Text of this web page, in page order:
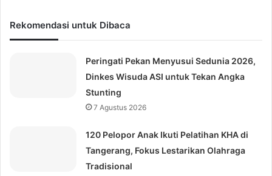
Rekomendasi untuk Dibaca
Peringati Pekan Menyusui Sedunia 2026,
Dinkes Wisuda ASI untuk Tekan Angka
Stunting
7 Agustus 2026
120 Pelopor Anak Ikuti Pelatihan KHA di
Tangerang, Fokus Lestarikan Olahraga
Tradisional